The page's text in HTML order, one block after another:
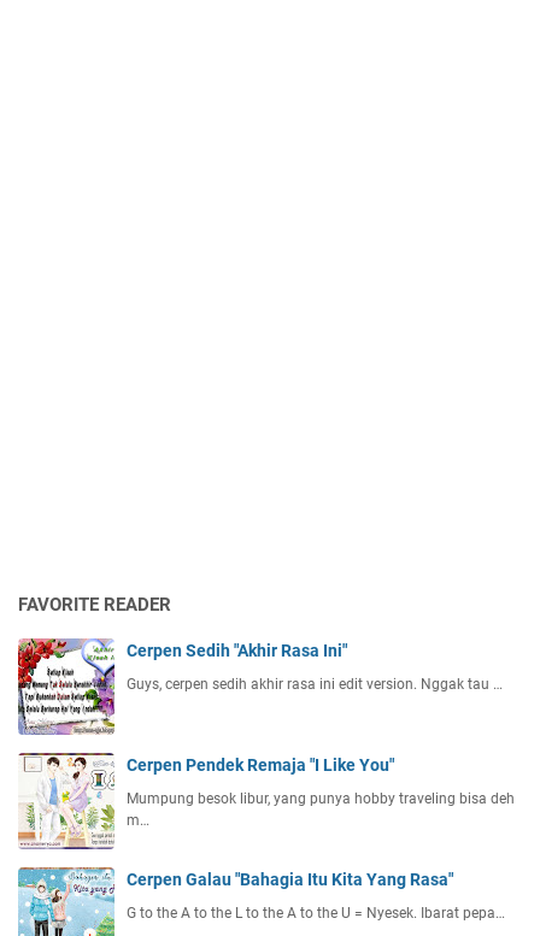
FAVORITE READER
Cerpen Sedih "Akhir Rasa Ini"
Guys, cerpen sedih akhir rasa ini edit version. Nggak tau …
Cerpen Pendek Remaja "I Like You"
Mumpung besok libur, yang punya hobby traveling bisa deh
m…
Cerpen Galau "Bahagia Itu Kita Yang Rasa"
G to the A to the L to the A to the U = Nyesek. Ibarat pepa…